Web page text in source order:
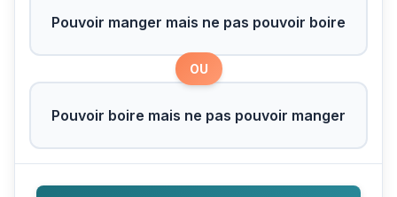
Pouvoir manger mais ne pas pouvoir boire
OU
Pouvoir boire mais ne pas pouvoir manger